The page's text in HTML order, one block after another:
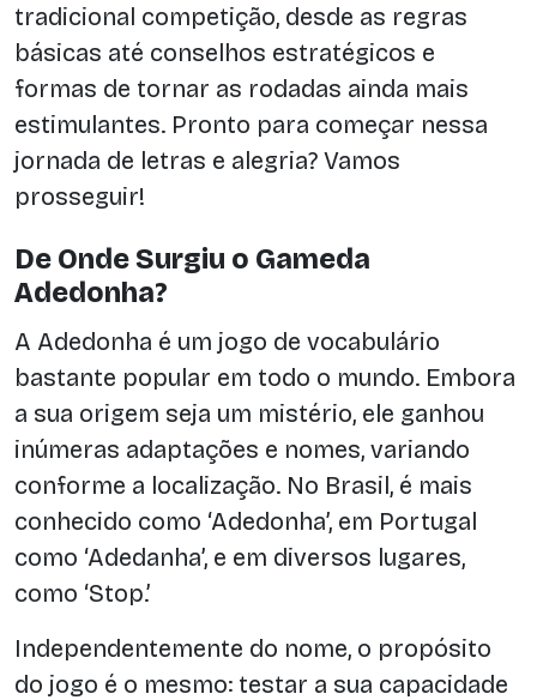
tradicional competição, desde as regras
básicas até conselhos estratégicos e
formas de tornar as rodadas ainda mais
estimulantes. Pronto para começar nessa
jornada de letras e alegria? Vamos
prosseguir!
De Onde Surgiu o Gameda
Adedonha?
A Adedonha é um jogo de vocabulário
bastante popular em todo o mundo. Embora
a sua origem seja um mistério, ele ganhou
inúmeras adaptações e nomes, variando
conforme a localização. No Brasil, é mais
conhecido como ‘Adedonha’, em Portugal
como ‘Adedanha’, e em diversos lugares,
como ‘Stop.’
Independentemente do nome, o propósito
do jogo é o mesmo: testar a sua capacidade